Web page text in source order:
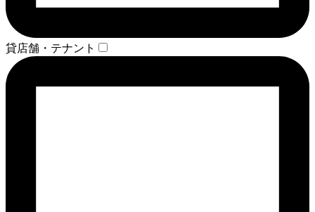
貸店舗・テナント